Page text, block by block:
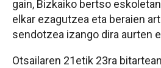
gain, Bizkaiko bertso
elkar ezagutzea eta beraien
sendotzea izango dira aurten
Otsailaren 21etik 23ra